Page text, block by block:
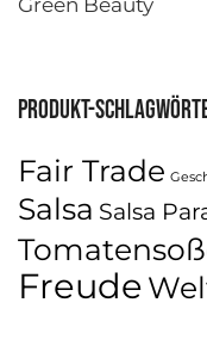
navigation
Green Beauty
Produkt-
Fair Trade
Salsa Salsa
Freude